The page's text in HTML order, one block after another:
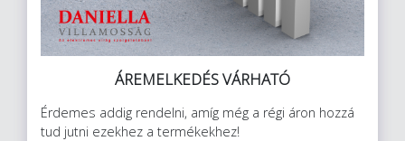
ÁREMELKEDÉS VÁRHATÓ
Érdemes addig rendelni, amíg még a régi áron hozzá
tud jutni ezekhez a termékekhez!